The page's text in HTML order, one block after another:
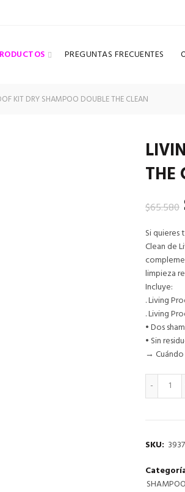
PREGUNTAS FRECUENTES
KIT DRY SHAMPOO DOUBLE THE CLEAN
THE
$65.580
Si
Clean de
limpieza
Incluye:
. Living
. Living
• Dos
• Sin
→ Cuándo
SKU: 3937